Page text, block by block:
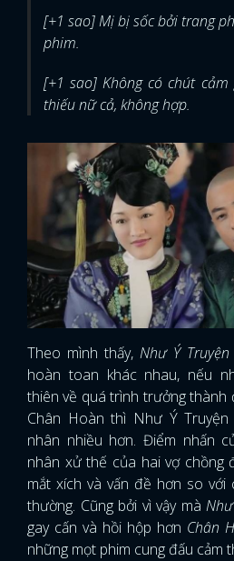
[+1 sao] Mị bị sốc bởi trang
phim.
[+1 sao] Không có chút
thiếu nữ cả, không hợp.
Theo mình thấy, Như Ý Truyện
hoàn toan khác nhau, nếu
thiên về quá trình trưởng thành
Chân Hoàn thì Như Ý
nhân nhiều hơn. Điểm nhấn
nhân xử thế của hai vợ chồng
mắt xích và vấn đề hơn so với
thường. Cũng bởi vì vậy mà
gay cấn và hồi hộp hơn Chân
những mọt phim cung đấu cảm